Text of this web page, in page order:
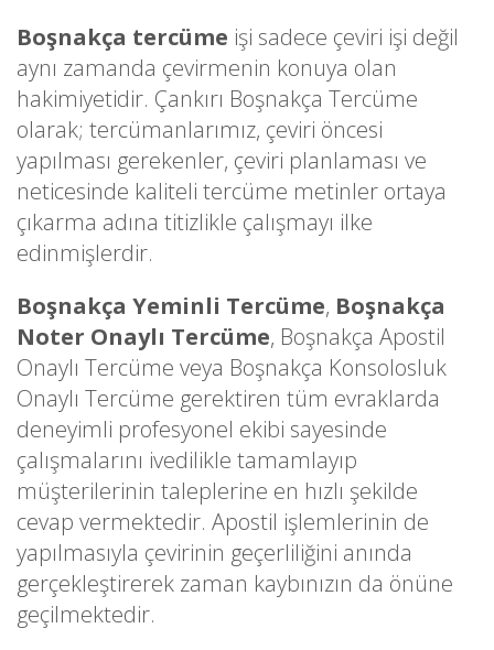
Boşnakça tercüme işi sadece çeviri işi değil
aynı zamanda çevirmenin konuya olan
hakimiyetidir. Çankırı Boşnakça Tercüme
olarak; tercümanlarımız, çeviri öncesi
yapılması gerekenler, çeviri planlaması ve
neticesinde kaliteli tercüme metinler ortaya
çıkarma adına titizlikle çalışmayı ilke
edinmişlerdir.
Boşnakça Yeminli Tercüme, Boşnakça
Noter Onaylı Tercüme, Boşnakça Apostil
Onaylı Tercüme veya Boşnakça Konsolosluk
Onaylı Tercüme gerektiren tüm evraklarda
deneyimli profesyonel ekibi sayesinde
çalışmalarını ivedilikle tamamlayıp
müşterilerinin taleplerine en hızlı şekilde
cevap vermektedir. Apostil işlemlerinin de
yapılmasıyla çevirinin geçerliliğini anında
gerçekleştirerek zaman kaybınızın da önüne
geçilmektedir.